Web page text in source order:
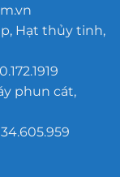
Hạt thủy tinh,
phun cát,